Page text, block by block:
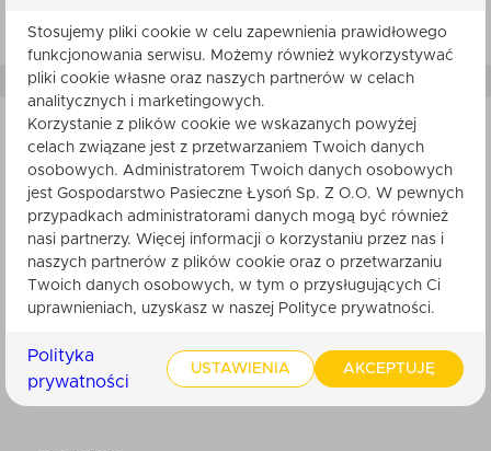
SKŁADNIKI
Bądź pierwszy. Po zatwierdzeniu przez
obsługę sklepu, będzie ona widoczna dla
innych klientów.
Stosujemy pliki cookie w celu zapewnienia prawidłowego
funkcjonowania serwisu. Możemy również wykorzystywać
pliki cookie własne oraz naszych partnerów w celach
analitycznych i marketingowych.
Korzystanie z plików cookie we wskazanych powyżej
celach związane jest z przetwarzaniem Twoich danych
osobowych. Administratorem Twoich danych osobowych
jest Gospodarstwo Pasieczne Łysoń Sp. Z O.O. W pewnych
przypadkach administratorami danych mogą być również
nasi partnerzy. Więcej informacji o korzystaniu przez nas i
naszych partnerów z plików cookie oraz o przetwarzaniu
Twoich danych osobowych, w tym o przysługujących Ci
uprawnieniach, uzyskasz w naszej Polityce prywatności.
Polityka
prywatności
USTAWIENIA AKCEPTUJĘ